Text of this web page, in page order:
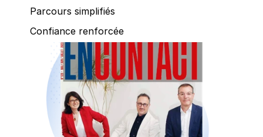
Parcours simplifiés
Confiance renforcée